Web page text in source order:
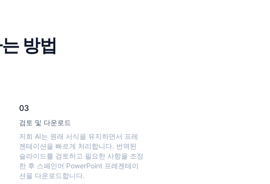
방법
03
검토 및 다운로드
저희 AI는 원래 서식을 유지하면서 프레
젠테이션을 빠르게 처리합니다. 번역된
슬라이드를 검토하고 필요한 사항을 조정
한 후 스페인어 PowerPoint 프레젠테이
션을 다운로드합니다.